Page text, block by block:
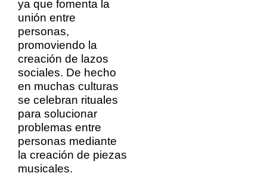
ya que fomenta la
unión entre
personas,
promoviendo la
creación de lazos
sociales. De hecho
en muchas culturas
se celebran rituales
para solucionar
problemas entre
personas mediante
la creación de piezas
musicales.